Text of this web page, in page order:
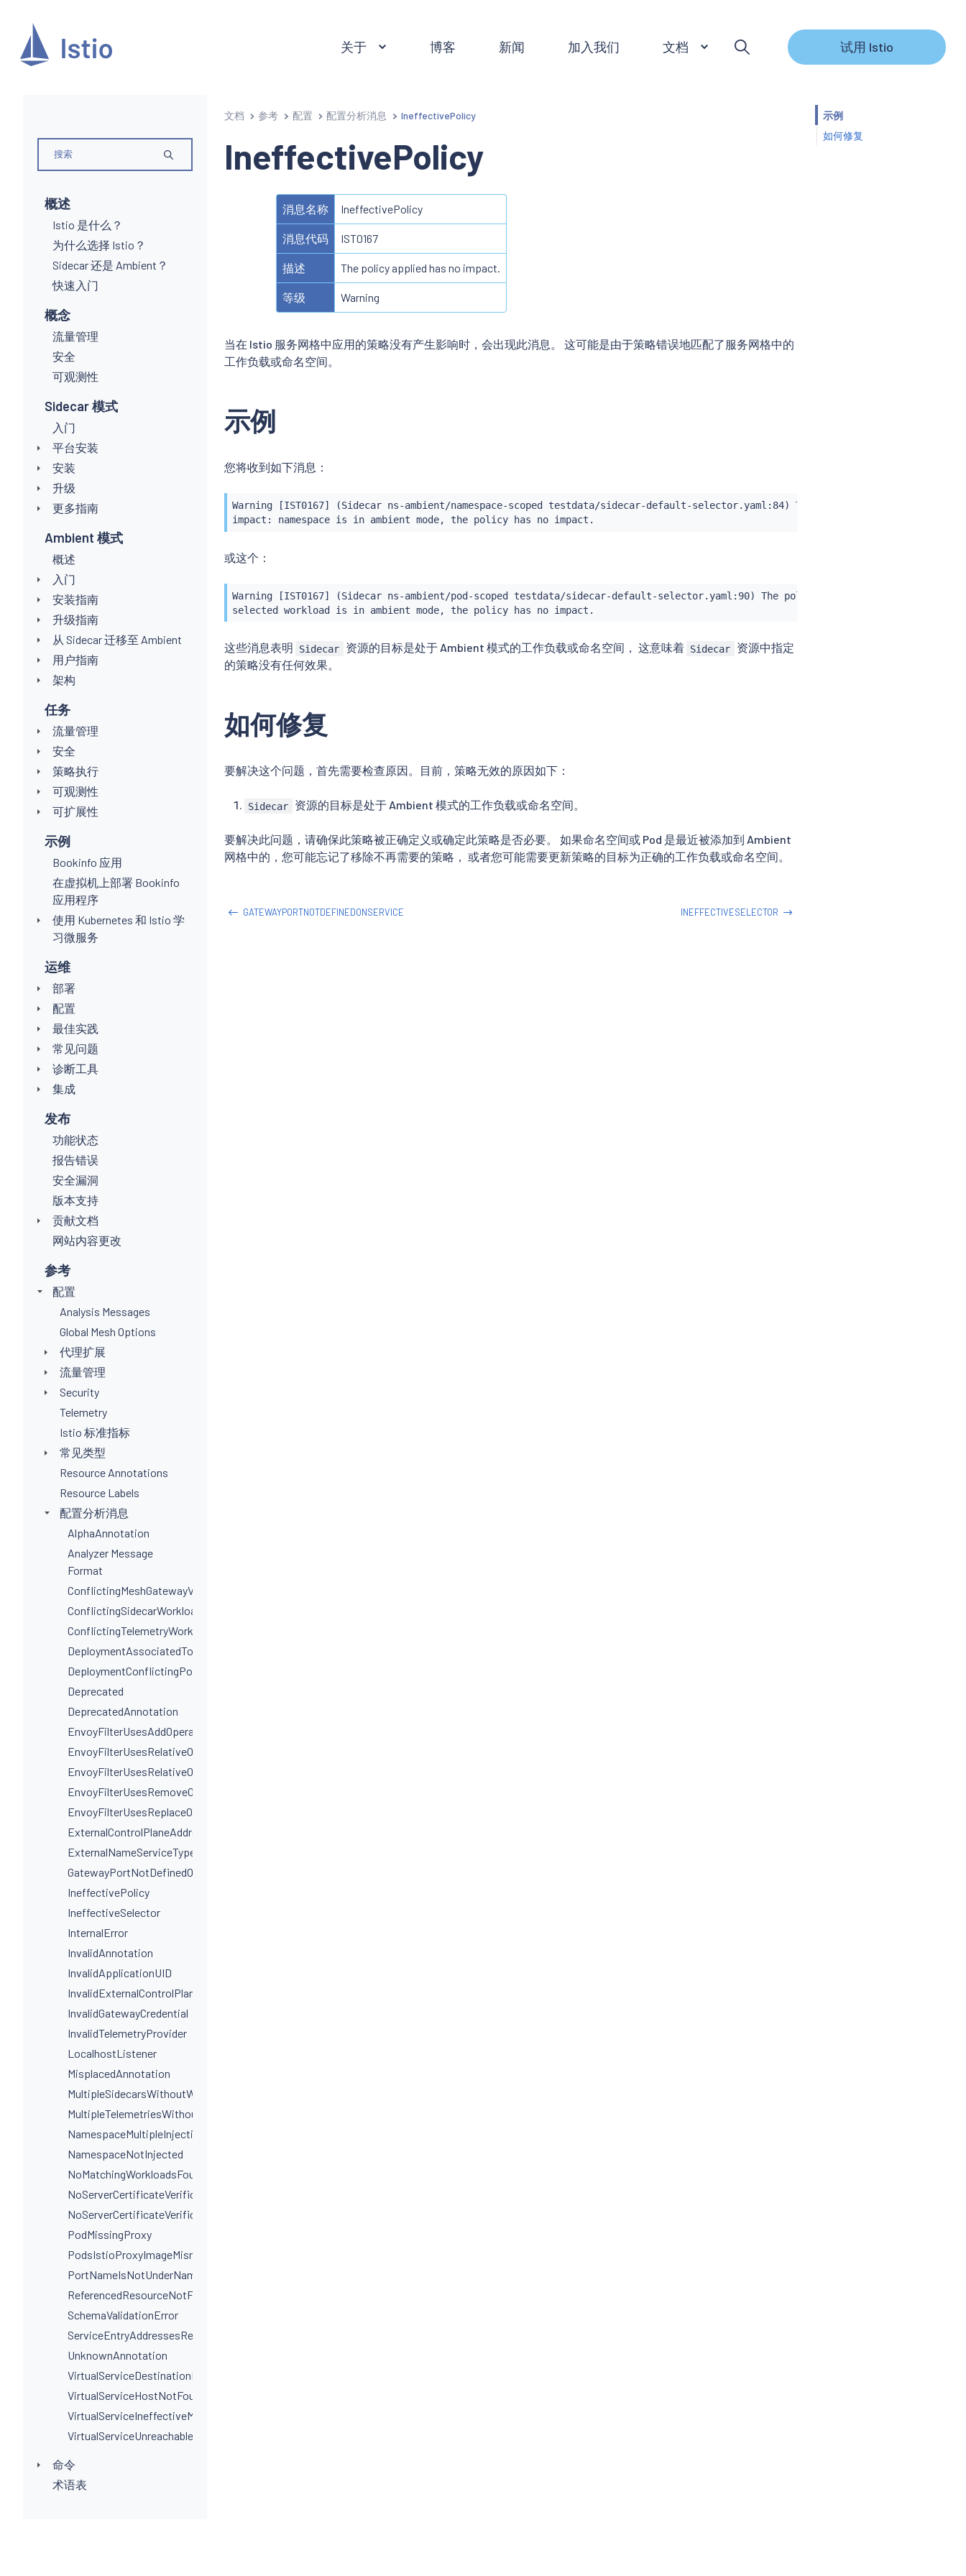
关于 博客 新闻 加入我们 文档 试用 Istio
概述
Istio 是什么？
为什么选择 Istio？
Sidecar 还是 Ambient？
快速入门
概念
流量管理
安全
可观测性
Sidecar 模式
入门
平台安装
安装
升级
更多指南
Ambient 模式
概述
入门
安装指南
升级指南
从 Sidecar 迁移至 Ambient
用户指南
架构
任务
流量管理
安全
策略执行
可观测性
可扩展性
示例
Bookinfo 应用
在虚拟机上部署 Bookinfo
应用程序
使用 Kubernetes 和 Istio 学
习微服务
运维
部署
配置
最佳实践
常见问题
诊断工具
集成
发布
功能状态
报告错误
安全漏洞
版本支持
贡献文档
网站内容更改
参考
配置
Analysis Messages
Global Mesh Options
代理扩展
流量管理
Security
Telemetry
Istio 标准指标
常见类型
Resource Annotations
Resource Labels
配置分析消息
AlphaAnnotation
Analyzer Message
Format
ConflictingMeshGatewayVirtualServiceHosts
ConflictingSidecarWorkloadSelectors
ConflictingTelemetryWorkloadSelectors
DeploymentAssociatedToMultipleServices
DeploymentConflictingPorts
Deprecated
DeprecatedAnnotation
EnvoyFilterUsesAddOperationIncorrectly
EnvoyFilterUsesRelativeOperation
EnvoyFilterUsesRelativeOperationWithProxyVersion
EnvoyFilterUsesRemoveOperationIncorrectly
EnvoyFilterUsesReplaceOperationIncorrectly
ExternalControlPlaneAddressIsNotAHostname
ExternalNameServiceTypeInvalidPortName
GatewayPortNotDefinedOnService
IneffectivePolicy
IneffectiveSelector
InternalError
InvalidAnnotation
InvalidApplicationUID
InvalidExternalControlPlaneConfig
InvalidGatewayCredential
InvalidTelemetryProvider
LocalhostListener
MisplacedAnnotation
MultipleSidecarsWithoutWorkloadSelectors
MultipleTelemetriesWithoutWorkloadSelectors
NamespaceMultipleInjectionLabels
NamespaceNotInjected
NoMatchingWorkloadsFound
NoServerCertificateVerificationDestinationLevel
NoServerCertificateVerificationPortLevel
PodMissingProxy
PodsIstioProxyImageMismatchInNamespace
PortNameIsNotUnderNamingConvention
ReferencedResourceNotFound
SchemaValidationError
ServiceEntryAddressesRequired
UnknownAnnotation
VirtualServiceDestinationPortSelectorRequired
VirtualServiceHostNotFoundInGateway
VirtualServiceIneffectiveMatch
VirtualServiceUnreachableRule
命令
术语表
文档 参考 配置 配置分析消息 IneffectivePolicy
IneffectivePolicy
消息名称 IneffectivePolicy
消息代码 IST0167
描述 The policy applied has no impact.
等级 Warning
当在 Istio 服务网格中应用的策略没有产生影响时，会出现此消息。 这可能是由于策略错误地匹配了服务网格中的
工作负载或命名空间。
示例
您将收到如下消息：
Warning [IST0167] (Sidecar ns-ambient/namespace-scoped testdata/sidecar-default-selector.yaml:84) The policy has no
impact: namespace is in ambient mode, the policy has no impact.
或这个：
Warning [IST0167] (Sidecar ns-ambient/pod-scoped testdata/sidecar-default-selector.yaml:90) The policy has no impact:
selected workload is in ambient mode, the policy has no impact.
这些消息表明 Sidecar 资源的目标是处于 Ambient 模式的工作负载或命名空间， 这意味着 Sidecar
资源中指定
的策略没有任何效果。
如何修复
要解决这个问题，首先需要检查原因。目前，策略无效的原因如下：
Sidecar 资源的目标是处于 Ambient 模式的工作负载或命名空间。
要解决此问题，请确保此策略被正确定义或确定此策略是否必要。 如果命名空间或 Pod 是最近被添加到 Ambient
网格中的，您可能忘记了移除不再需要的策略， 或者您可能需要更新策略的目标为正确的工作负载或命名空间。
GATEWAYPORTNOTDEFINEDONSERVICE INEFFECTIVESELECTOR
示例
如何修复